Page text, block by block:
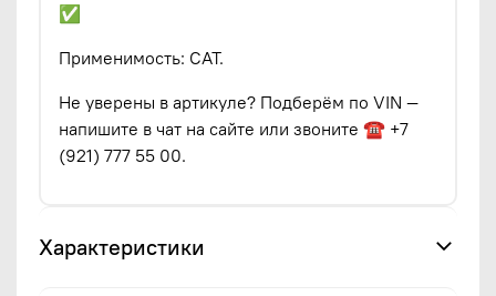
✅
Применимость: CAT.
Не уверены в артикуле? Подберём по VIN —
напишите в чат на сайте или звоните ☎ +7
(921) 777 55 00.
Характеристики